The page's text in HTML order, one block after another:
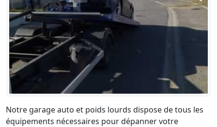
Notre garage auto et poids lourds dispose de tous les
équipements nécessaires pour dépanner votre